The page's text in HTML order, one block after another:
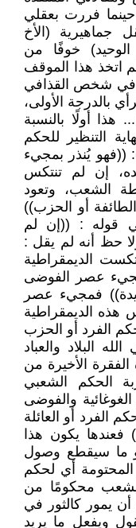
فررت بعقلي
(الأخ
الوحيد) خوفًا من
اتخذ هذا الموقف
في شخص القذافي
بالدرجة الأولى،
هذا أولًا بالنسبة
التنظير للحكم
((فهو يُنذر بمجيء
إن لم تنتكس
الشعب، وتعود
أو الحزب))
قوله : ((إن لم
حظ أنه لم يقل :
الديمقراطية
عصر الفوضى
فمجيء عصر
هذه الديمقراطية
الفرد أو الحزب
البلاد والعباد
الأخيرة من
الحكم الشعبي
والفوضى
الفرد أو العائلة
فعندها يكون هذا
ما سيقطع وصول
المحتومة أي لحكم
محكومًا من
يمور كالثور في
ويفعل ما يريد